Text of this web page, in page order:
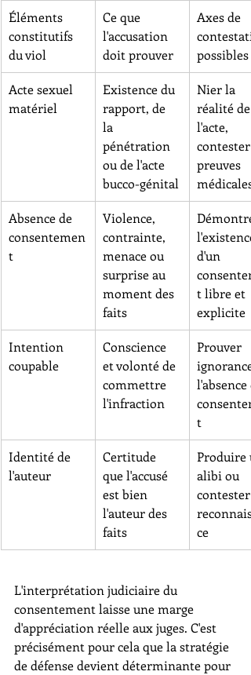
Éléments
constitutifs
du viol
Ce que
l'accusation
doit prouver
Axes de
possibles
Acte sexuel
matériel
Existence du
rapport, de
la
pénétration
ou de l'acte
bucco-génital
Nier la
réalité de
l'acte,
contester
preuves
médicales
Absence de
consentemen
t
Violence,
contrainte,
menace ou
surprise au
moment des
faits
l'existence
d'un
t libre et
explicite
Intention
coupable
Conscience
et volonté de
commettre
l'infraction
Prouver
l'absence
t
Identité de
l'auteur
Certitude
que l'accusé
est bien
l'auteur des
faits
Produire
alibi ou
contester
ce
L'interprétation judiciaire du
consentement laisse une marge
d'appréciation réelle aux juges. C'est
précisément pour cela que la stratégie
de défense devient déterminante pour